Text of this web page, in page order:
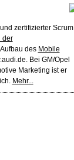
zertifizierter Scrum
der
des Mobile
Bei GM/Opel
Marketing ist er
Mehr...